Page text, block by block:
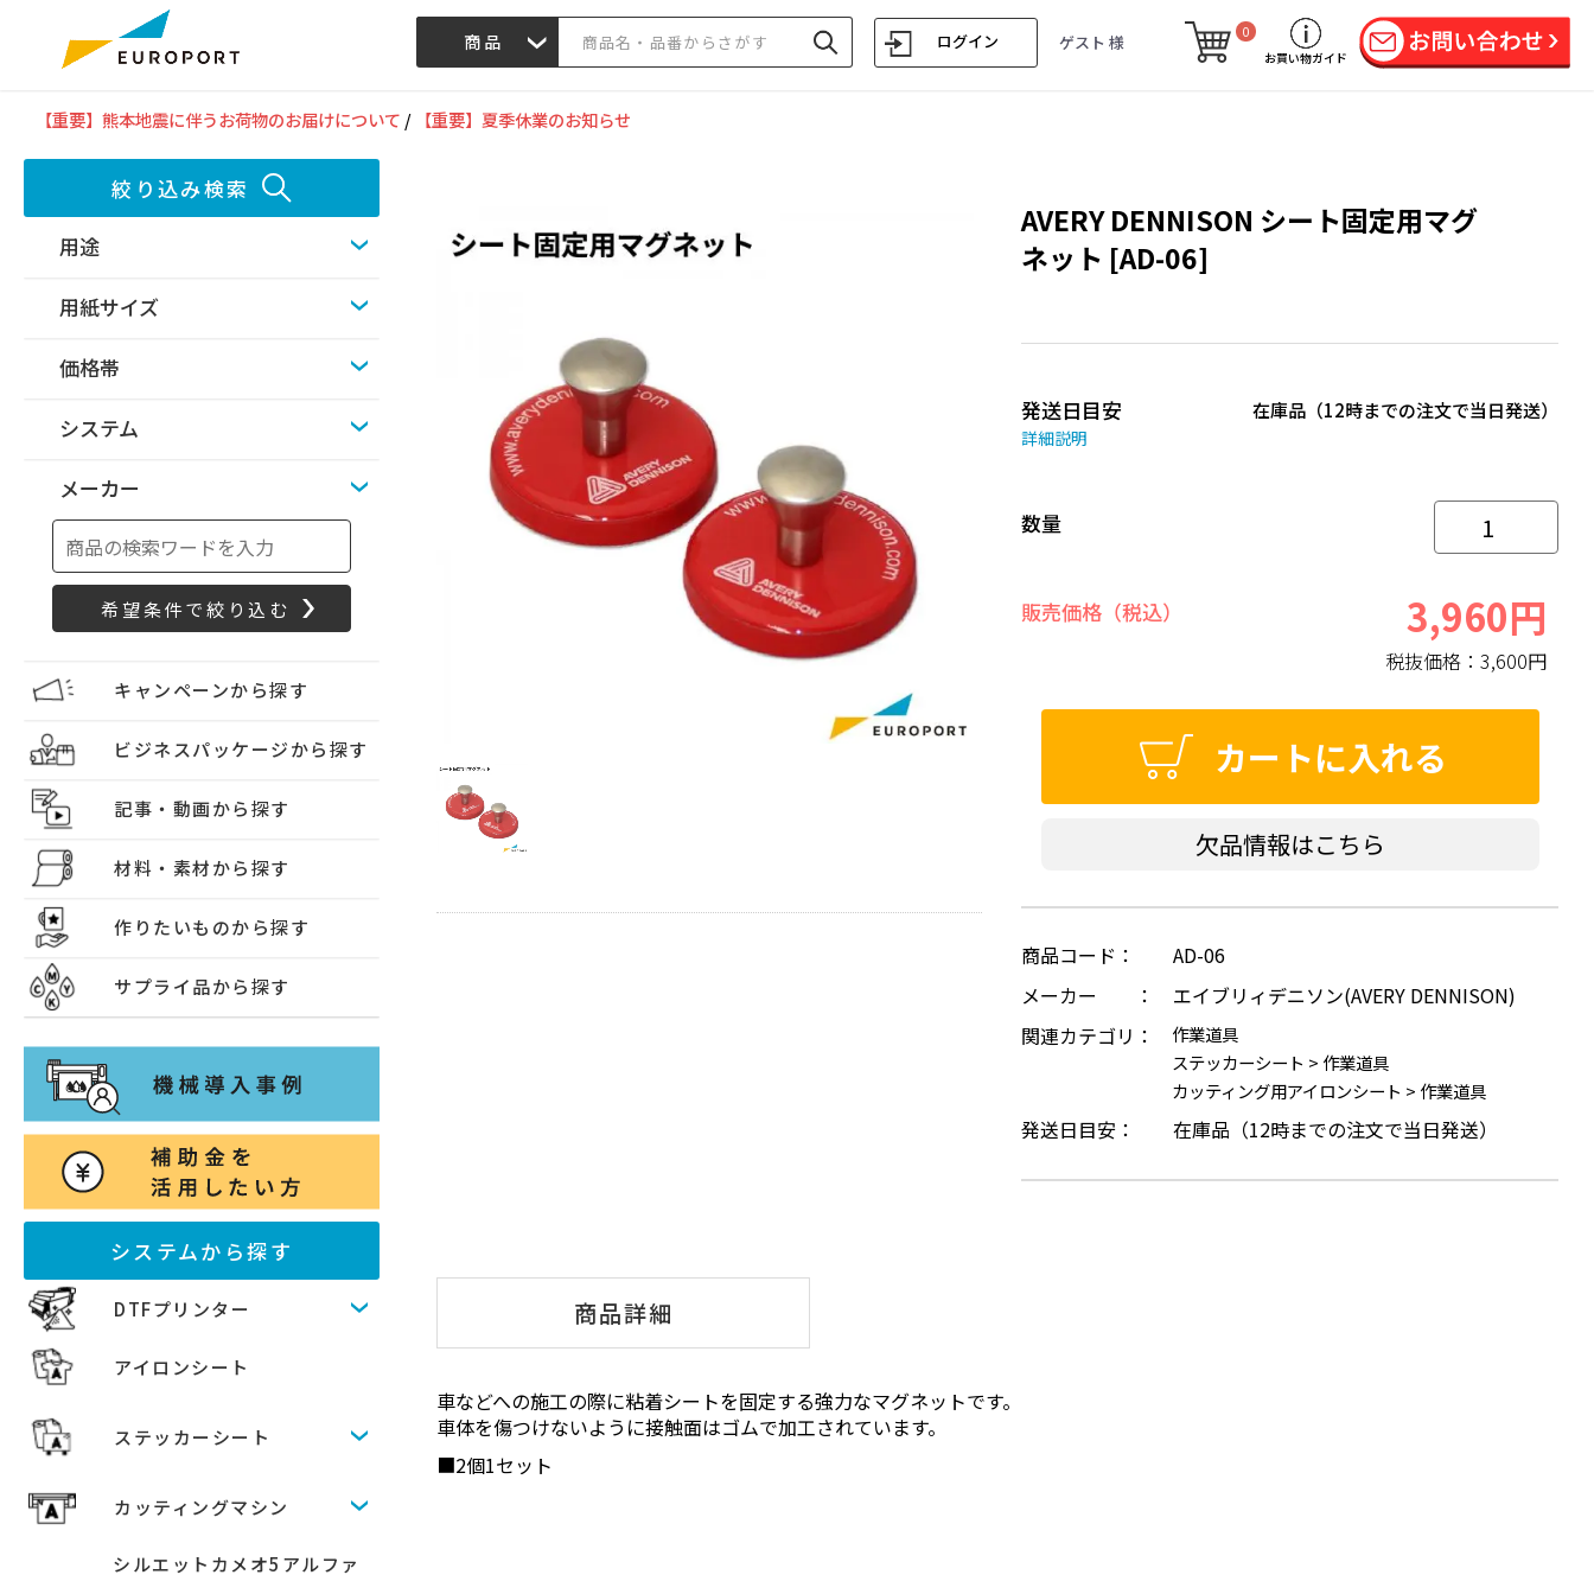
商品 ログイン ゲスト 様
0
お買い物ガイド
【重要】熊本地震に伴うお荷物のお届けについて / 【重要】夏季休業のお知らせ
絞り込み検索
用途
用紙サイズ
価格帯
システム
メーカー
キャンペーンから探す
ビジネスパッケージから探す
記事・動画から探す
材料・素材から探す
作りたいものから探す
サプライ品から探す
システムから探す
DTFプリンター
アイロンシート
ステッカーシート
カッティングマシン
シルエットカメオ5アルファ
AVERY DENNISON シート固定用マグ
ネット [AD-06]
発送日目安
詳細説明
在庫品（12時までの注文で当日発送）
数量
販売価格（税込） 3,960円
税抜価格： 3,600円
カートに入れる
欠品情報はこちら
商品コード：
AD-06
メーカー ：
エイブリィデニソン(AVERY DENNISON)
関連カテゴリ：
作業道具
ステッカーシート > 作業道具
カッティング用アイロンシート > 作業道具
発送日目安： 在庫品（12時までの注文で当日発送）
商品詳細
車などへの施工の際に粘着シートを固定する強力なマグネットです。
車体を傷つけないように接触面はゴムで加工されています。
■2個1セット